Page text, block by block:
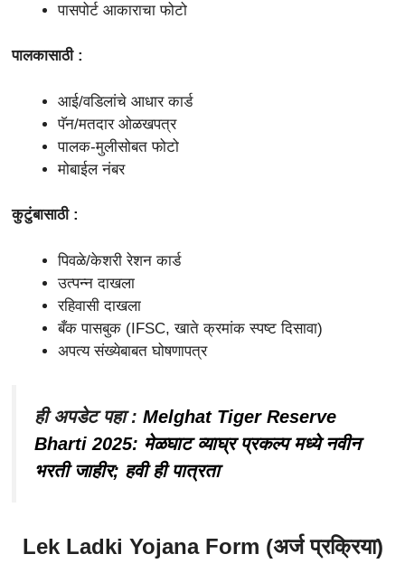
पासपोर्ट आकाराचा फोटो
पालकासाठी :
आई/वडिलांचे आधार कार्ड
पॅन/मतदार ओळखपत्र
पालक-मुलीसोबत फोटो
मोबाईल नंबर
कुटुंबासाठी :
पिवळे/केशरी रेशन कार्ड
उत्पन्न दाखला
रहिवासी दाखला
बँक पासबुक (IFSC, खाते क्रमांक स्पष्ट दिसावा)
अपत्य संख्येबाबत घोषणापत्र
ही अपडेट पहा : Melghat Tiger Reserve
Bharti 2025: मेळघाट व्याघ्र प्रकल्प मध्ये नवीन
भरती जाहीर; हवी ही पात्रता
Lek Ladki Yojana Form (अर्ज प्रक्रिया)